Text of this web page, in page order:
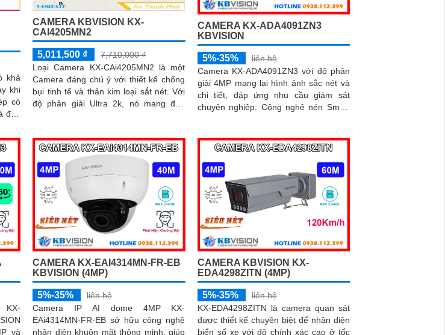
khả
khi
có
đèn
CAMERA KBVISION KX-
CAI4205MN2
5,011,500 ₫
7,710,000 ₫
Loại Camera KX-CAi4205MN2 là một
Camera đáng chú ý với thiết kế chống
bụi tinh tế và thân kim loại sắt nét. Với
độ phân giải Ultra 2k, nó mang đến
CAMERA KX-ADA4091ZN3
KBVISION
5%-35%
liên hệ
Camera KX-ADA4091ZN3 với độ phân
giải 4MP mang lại hình ảnh sắc nét và
chi tiết, đáp ứng nhu cầu giám sát
chuyên nghiệp. Công nghệ nén Smart
KX-
và
CAMERA KX-EAI4314MN-FR-EB
KBVISION (4MP)
5%-35%
liên hệ
Camera IP AI dome 4MP KX-
EAi4314MN-FR-EB sở hữu công nghệ
nhận diện khuôn mặt thông minh, giúp
CAMERA KBVISION KX-
EDA4298ZITN (4MP)
5%-35%
liên hệ
KX-EDA4298ZITN là camera quan sát
được thiết kế chuyên biệt để nhận diện
biển số xe với độ chính xác cao ở tốc